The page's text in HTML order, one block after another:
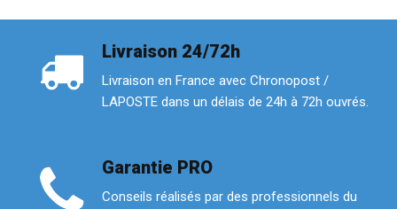
Livraison 24/72h
Livraison en France avec Chronopost /
LAPOSTE dans un délais de 24h à 72h ouvrés.
Garantie PRO
Conseils réalisés par des professionnels du